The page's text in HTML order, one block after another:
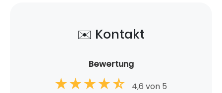
✉️ Kontakt
Bewertung
4,6 von 5